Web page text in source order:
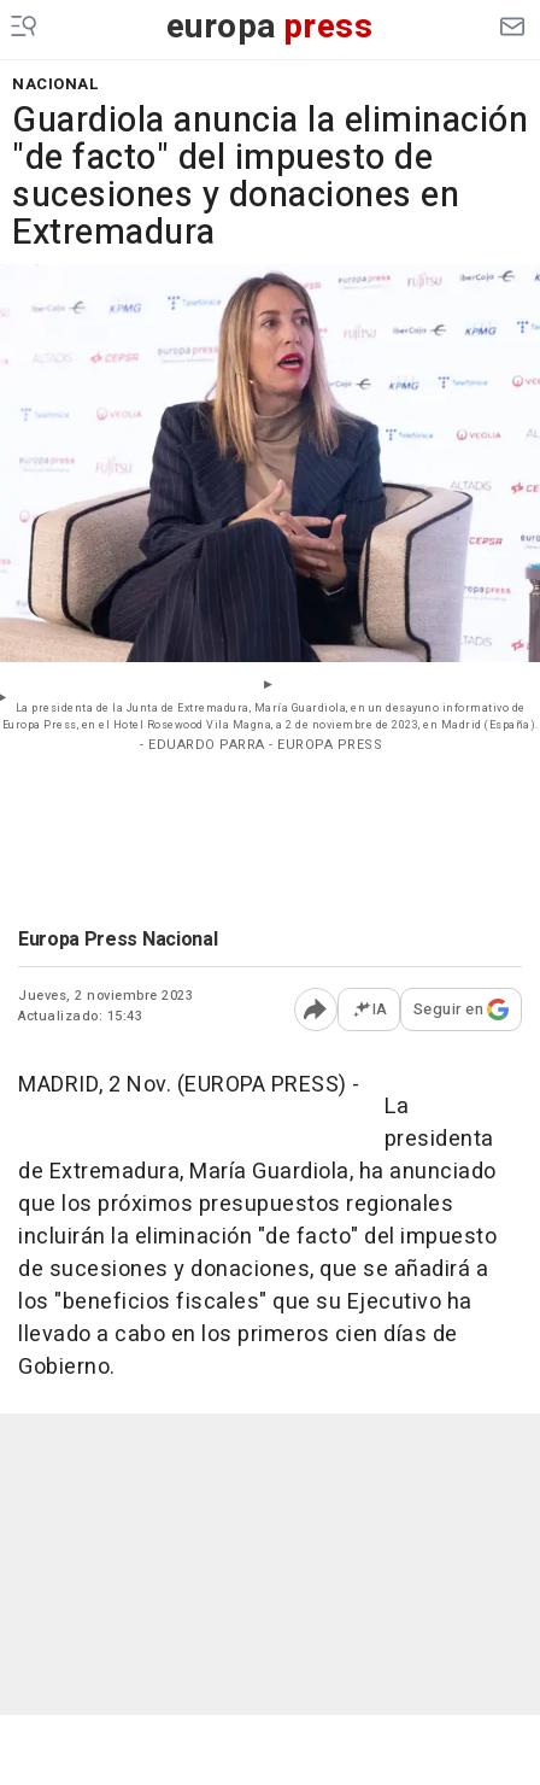
europa press
NACIONAL
Guardiola anuncia la eliminación
"de facto" del impuesto de
sucesiones y donaciones en
Extremadura
La presidenta de la Junta de Extremadura, María Guardiola, en un desayuno informativo de
Europa Press, en el Hotel Rosewood Vila Magna, a 2 de noviembre de 2023, en Madrid (España).
- EDUARDO PARRA - EUROPA PRESS
Europa Press Nacional
Jueves, 2 noviembre 2023
Actualizado: 15:43
Abrir opciones para
IA Seguir en
MADRID, 2 Nov. (EUROPA PRESS) -
La
presidenta
de Extremadura, María Guardiola, ha anunciado
que los próximos presupuestos regionales
incluirán la eliminación "de facto" del impuesto
de sucesiones y donaciones, que se añadirá a
los "beneficios fiscales" que su Ejecutivo ha
llevado a cabo en los primeros cien días de
Gobierno.